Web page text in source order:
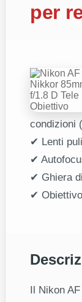
per
condizioni
✔ Lenti
✔
✔ Ghiera
✔
Il Nikon